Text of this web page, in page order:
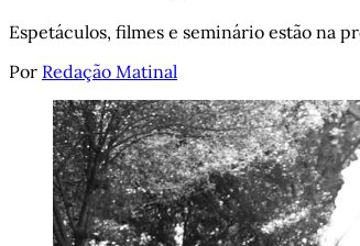
Espetáculos, filmes e seminário estão na
Por Redação Matinal